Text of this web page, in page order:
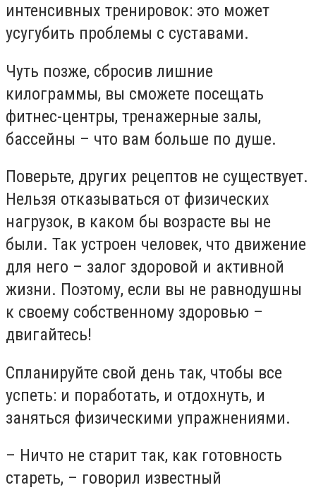
интенсивных тренировок: это может
усугубить проблемы с суставами.
Чуть позже, сбросив лишние
килограммы, вы сможете посещать
фитнес-центры, тренажерные залы,
бассейны – что вам больше по душе.
Поверьте, других рецептов не существует.
Нельзя отказываться от физических
нагрузок, в каком бы возрасте вы не
были. Так устроен человек, что движение
для него – залог здоровой и активной
жизни. Поэтому, если вы не равнодушны
к своему собственному здоровью –
двигайтесь!
Спланируйте свой день так, чтобы все
успеть: и поработать, и отдохнуть, и
заняться физическими упражнениями.
– Ничто не старит так, как готовность
стареть, – говорил известный